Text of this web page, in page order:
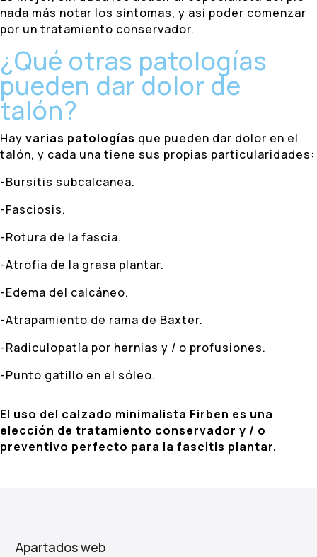
nada más notar los síntomas, y así poder comenzar
por un tratamiento conservador.
¿Qué otras patologías
pueden dar dolor de
talón?
Hay varias patologías que pueden dar dolor en el
talón, y cada una tiene sus propias particularidades:
-Bursitis subcalcanea.
-Fasciosis.
-Rotura de la fascia.
-Atrofia de la grasa plantar.
-Edema del calcáneo.
-Atrapamiento de rama de Baxter.
-Radiculopatía por hernias y / o profusiones.
-Punto gatillo en el sóleo.
El uso del calzado minimalista Firben es una
elección de tratamiento conservador y / o
preventivo perfecto para la fascitis plantar.
Apartados web